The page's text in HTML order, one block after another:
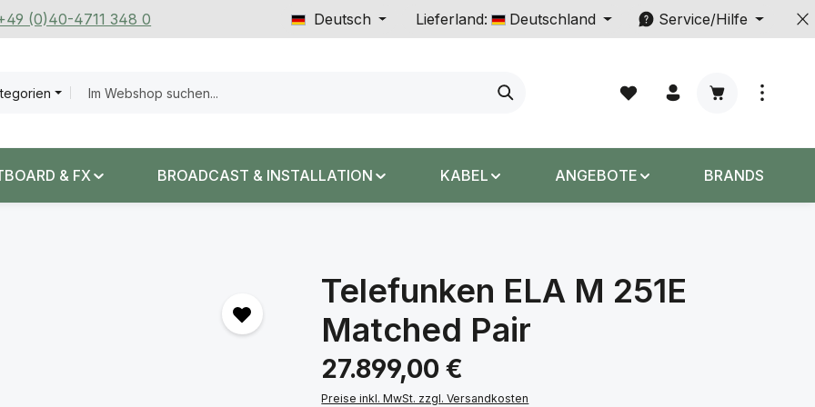
(0)40-4711 348 0 Deutsch Lieferland: Deutschland Service/Hilfe
Warenkorb
& FX BROADCAST & INSTALLATION KABEL ANGEBOTE BRANDS
Telefunken ELA M 251E
Matched Pair
Regulärer Preis:
27.899,00 €
Preise inkl. MwSt. zzgl. Versandkosten